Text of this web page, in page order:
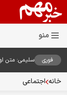
فوری
سلیمی: متن
خانه اجتماعی